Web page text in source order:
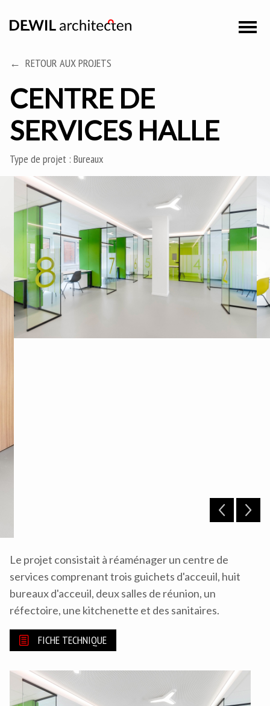
RETOUR AUX PROJETS
CENTRE DE
SERVICES HALLE
Type de projet : Bureaux
Le projet consistait à réaménager un centre de
services comprenant trois guichets d'acceuil, huit
bureaux d'acceuil, deux salles de réunion, un
réfectoire, une kitchenette et des sanitaires.
FICHE TECHNIQUE